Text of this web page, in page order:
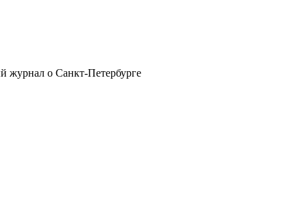
журнал о Санкт-Петербурге